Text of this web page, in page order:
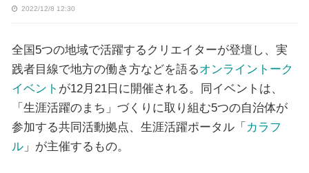
2022/12/8 12:30
全国5つの地域で活躍するクリエイターが登壇し、実
践者目線で地方の働き方などを語るオンライントーク
イベント が12月21日に開催される。同イベントは、
「生涯活躍のまち」づくりに取り組む5つの自治体が
参加する共同活動拠点、生涯活躍ポータル「カラフ
ル」が主催するもの。